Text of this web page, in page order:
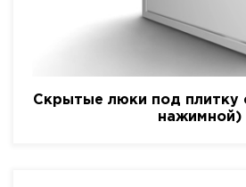
Скрытые люки под плитку
нажимной)